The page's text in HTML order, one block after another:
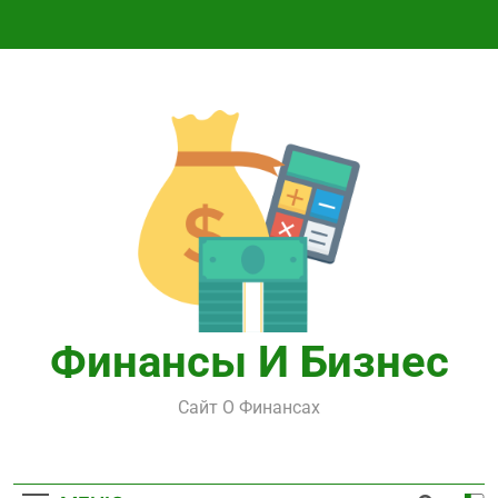
Финансы И Бизнес
Сайт О Финансах